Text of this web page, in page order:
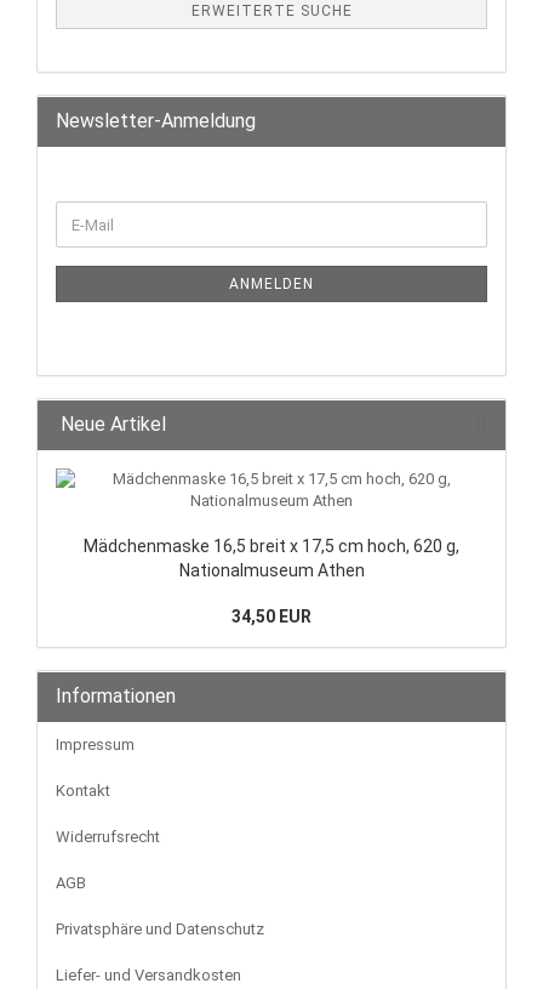
ERWEITERTE SUCHE
Newsletter-Anmeldung
ANMELDEN
Neue Artikel
Mädchenmaske 16,5 breit x 17,5 cm hoch, 620 g,
Nationalmuseum Athen
34,50 EUR
Informationen
Impressum
Kontakt
Widerrufsrecht
AGB
Privatsphäre und Datenschutz
Liefer- und Versandkosten